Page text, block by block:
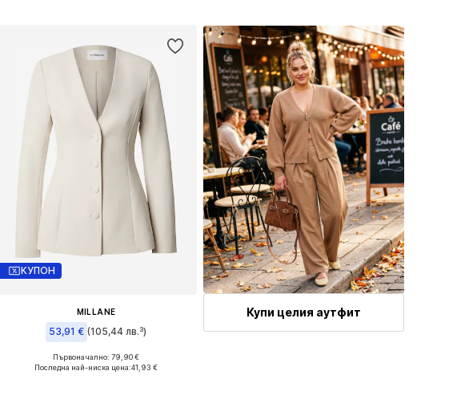
КУПОН
MILLANE
53,91 € (105,44 лв.³)
Налични размери: 34, 36, 38, 40
Първоначално: 79,90 €
Последна най-ниска цена:41,93 €
Купи целия аутфит